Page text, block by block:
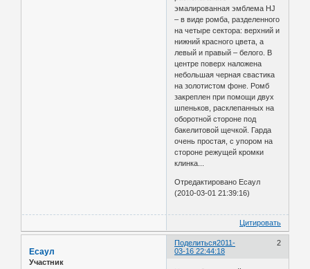
эмалированная эмблема HJ
– в виде ромба, разделенного
на четыре сектора: верхний и
нижний красного цвета, а
левый и правый – белого. В
центре поверх наложена
небольшая черная свастика
на золотистом фоне. Ромб
закреплен при помощи двух
шпеньков, расклепанных на
оборотной стороне под
бакелитовой щечкой. Гарда
очень простая, с упором на
стороне режущей кромки
клинка...
Отредактировано Есаул
(2010-03-01 21:39:16)
Цитировать
Поделиться 2
2011-
03-16 22:44:18
Есаул
Участник